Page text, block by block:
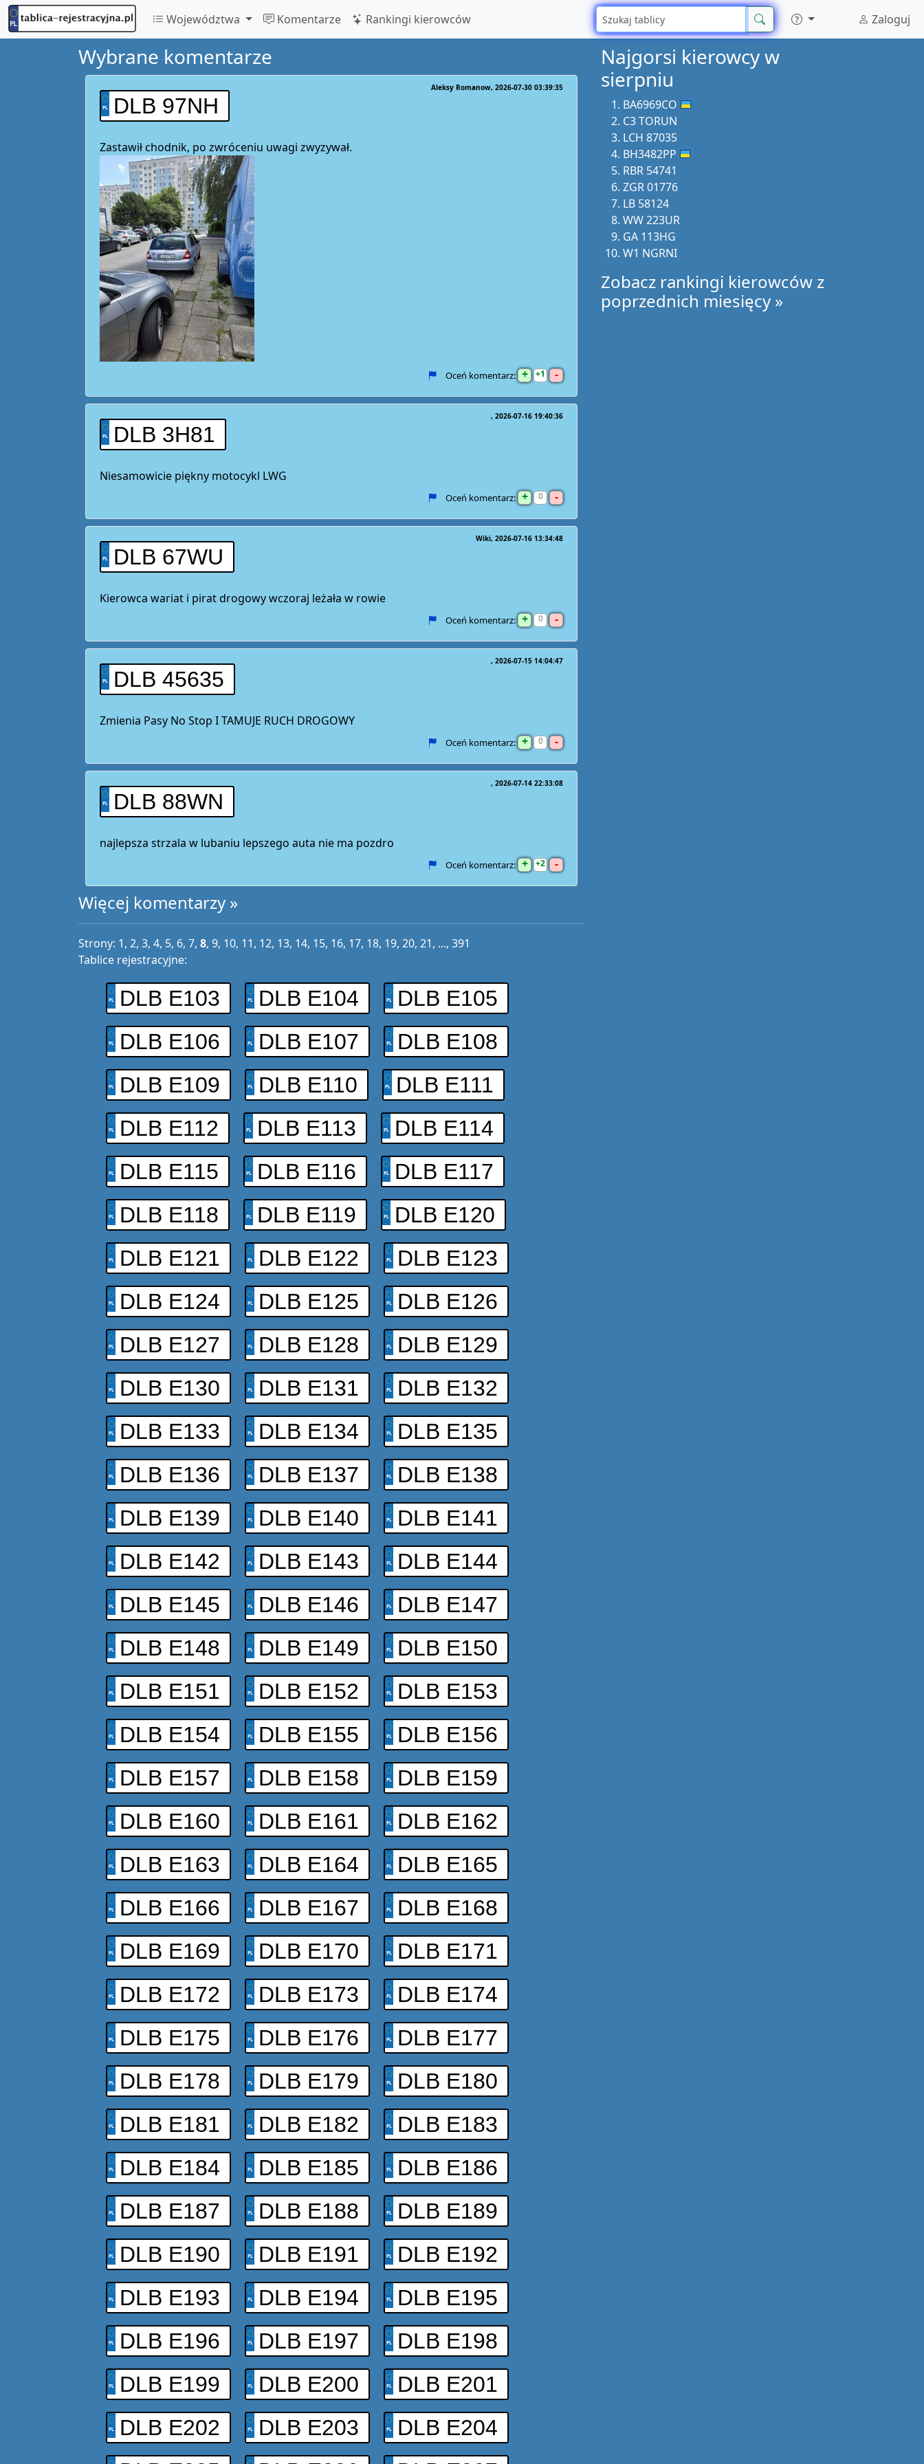
Województwa Komentarze Rankingi kierowców Zaloguj
Wybrane komentarze
DLB 97NH
Aleksy Romanow 2026-07-30 03:39:35
Zastawił chodnik, po zwróceniu uwagi zwyzywał.
Oceń komentarz: + 1 -
DLB 3H81
2026-07-16 19:40:36
Niesamowicie piękny motocykl LWG
Oceń komentarz: + 0 -
DLB 67WU
Wiki 2026-07-16 13:34:48
Kierowca wariat i pirat drogowy wczoraj leżała w rowie
Oceń komentarz: + 0 -
DLB 45635
2026-07-15 14:04:47
Zmienia Pasy No Stop I TAMUJE RUCH DROGOWY
Oceń komentarz: + 0 -
DLB 88WN
2026-07-14 22:33:08
najlepsza strzala w lubaniu lepszego auta nie ma pozdro
Oceń komentarz: + 2 -
Więcej komentarzy »
Strony: 1, 2, 3, 4, 5, 6, 7, 8, 9, 10, 11, 12, 13, 14, 15, 16, 17, 18, 19, 20, 21, ..., 391
Tablice rejestracyjne:
DLB E103 DLB E104
DLB E105
DLB E106
DLB E107
DLB E108
DLB E109
DLB E110
DLB E111
DLB E112
DLB E113
DLB E114
DLB E115
DLB E116
DLB E117
DLB E118
DLB E119
DLB E120
DLB E121
DLB E122
DLB E123
DLB E124
DLB E125
DLB E126
DLB E127
DLB E128
DLB E129
DLB E130
DLB E131
DLB E132
DLB E133
DLB E134
DLB E135
DLB E136
DLB E137
DLB E138
DLB E139
DLB E140
DLB E141
DLB E142
DLB E143
DLB E144
DLB E145
DLB E146
DLB E147
DLB E148
DLB E149
DLB E150
DLB E151
DLB E152
DLB E153
DLB E154
DLB E155
DLB E156
DLB E157
DLB E158
DLB E159
DLB E160
DLB E161
DLB E162
DLB E163
DLB E164
DLB E165
DLB E166
DLB E167
DLB E168
DLB E169
DLB E170
DLB E171
DLB E172
DLB E173
DLB E174
DLB E175
DLB E176
DLB E177
DLB E178
DLB E179
DLB E180
DLB E181
DLB E182
DLB E183
DLB E184
DLB E185
DLB E186
DLB E187
DLB E188
DLB E189
DLB E190
DLB E191
DLB E192
DLB E193
DLB E194
DLB E195
DLB E196
DLB E197
DLB E198
DLB E199
DLB E200
DLB E201
DLB E202
DLB E203
DLB E204
Najgorsi kierowcy w
sierpniu
BA6969CO
C3 TORUN
LCH 87035
BH3482PP
RBR 54741
ZGR 01776
LB 58124
WW 223UR
GA 113HG
W1 NGRNI
Zobacz rankingi kierowców z
poprzednich miesięcy »